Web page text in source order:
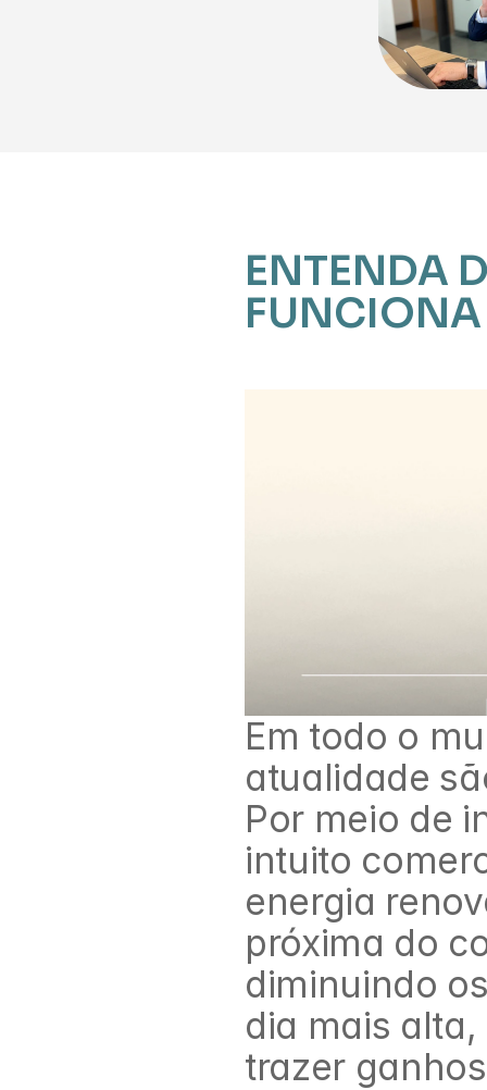
ENTENDA
Em todo o
atualidade
Por meio de
intuito
energia
próxima do
diminuindo
dia mais
trazer